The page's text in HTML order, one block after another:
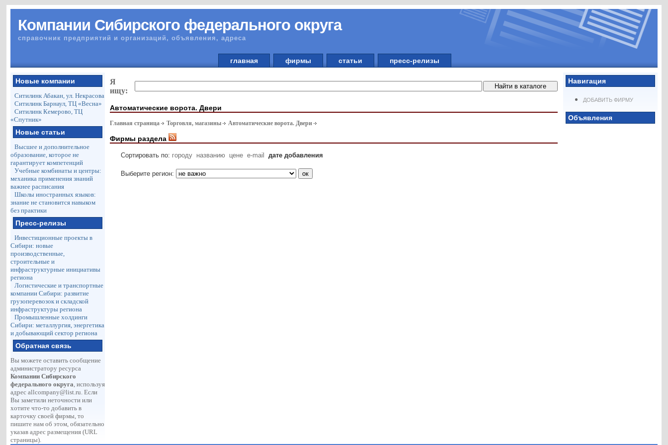
Компании Сибирского федерального округа
справочник предприятий и организаций, объявления, адреса
главная фирмы статьи пресс-релизы
Новые компании
Ситилинк Абакан, ул. Некрасова
Ситилинк Барнаул, ТЦ «Весна»
Ситилинк Кемерово, ТЦ
«Спутник»
Новые статьи
Высшее и дополнительное
образование, которое не
гарантирует компетенций
Учебные комбинаты и центры:
механика применения знаний
важнее расписания
Школы иностранных языков:
знание не становится навыком
без практики
Пресс-релизы
Инвестиционные проекты в
Сибири: новые
производственные,
строительные и
инфраструктурные инициативы
региона
Логистические и транспортные
компании Сибири: развитие
грузоперевозок и складской
инфраструктуры региона
Промышленные холдинги
Сибири: металлургия, энергетика
и добывающий сектор региона
Обратная связь
Вы можете оставить сообщение
администратору ресурса
Компании Сибирского
федерального округа, используя
адресallcompany@list.ru. Если
Вы заметили неточности или
хотите что-то добавить в
карточку своей фирмы, то
пишите нам об этом, обязательно
указав адрес размещения (URL
страницы).
Навигация
ДОБАВИТЬ ФИРМУ
Объявления
Я
ищу:
Автоматические ворота. Двери
Главная страница Торговля, магазины Автоматические ворота. Двери
Фирмы раздела
Сортировать по: городу названию цене e-mail дате добавления
Выберите регион: